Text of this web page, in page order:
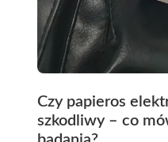
Czy papieros
szkodliwy – co